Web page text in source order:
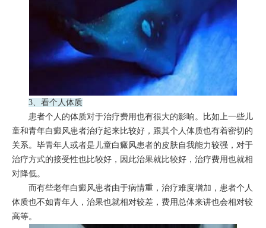
3、看个人体质
患者个人的体质对于治疗费用也有很大的影响。比如上一些儿
童和青年白癜风患者治疗起来比较好，跟其个人体质也有着密切的
关系。毕青年人或者是儿童白癜风患者的皮肤自我能力较强，对于
治疗方式的接受性也比较好，因此治果就比较好，治疗费用也就相
对降低。
而有些老年白癜风患者由于病情重，治疗难度增加，患者个人
体质也不如青年人，治果也就相对较差，费用总体来讲也会相对较
高等。